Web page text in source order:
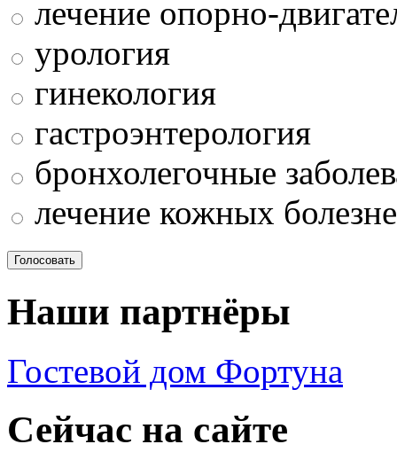
лечение опорно-
урология
гинекология
гастроэнтерология
бронхолегочные
лечение кожных
Наши партнёры
Гостевой дом Фортуна
Сейчас на сайте